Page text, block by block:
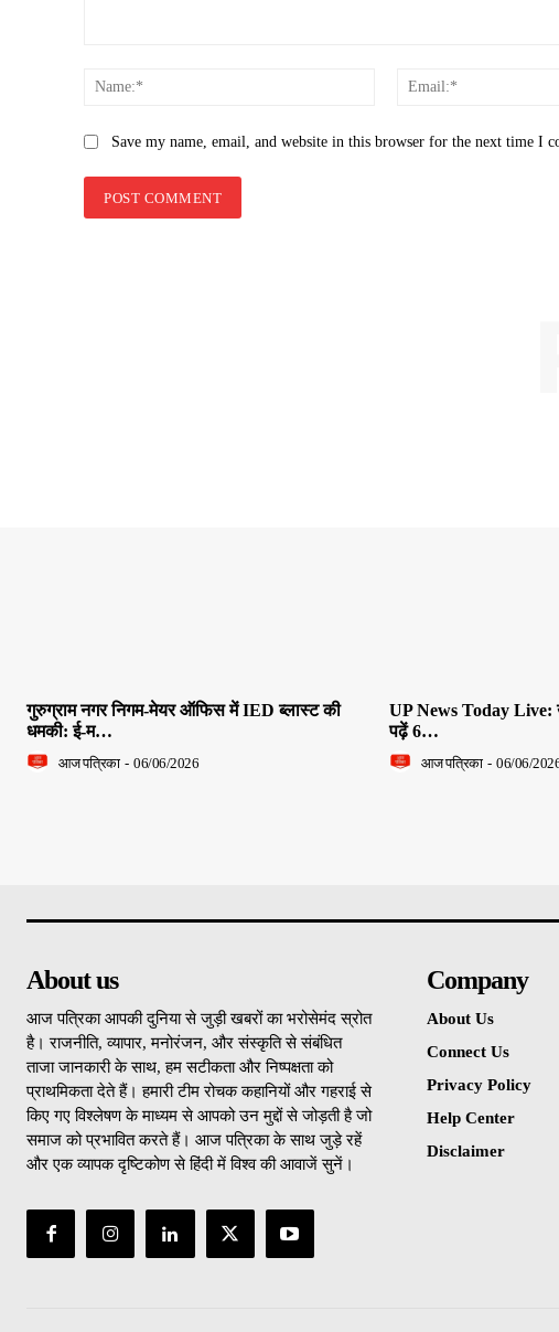
Name:*
Save my name, email, and website in this browser for the next time I
गुरुग्राम नगर निगम-मेयर ऑफिस में IED ब्लास्ट की
धमकी: ई-म…
आज पत्रिका - 06/06/2026
UP News Today Live:
पढ़ें 6…
आज पत्रिका - 06/06/
About us
आज पत्रिका आपकी दुनिया से जुड़ी खबरों का भरोसेमंद स्रोत
है। राजनीति, व्यापार, मनोरंजन, और संस्कृति से संबंधित
ताजा जानकारी के साथ, हम सटीकता और निष्पक्षता को
प्राथमिकता देते हैं। हमारी टीम रोचक कहानियों और गहराई से
किए गए विश्लेषण के माध्यम से आपको उन मुद्दों से जोड़ती है जो
समाज को प्रभावित करते हैं। आज पत्रिका के साथ जुड़े रहें
और एक व्यापक दृष्टिकोण से हिंदी में विश्व की आवाजें सुनें।
Company
About Us
Connect Us
Privacy Policy
Help Center
Disclaimer